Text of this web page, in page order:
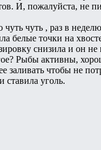
И, пожалуйста, не
чуть , раз в
белые точки на
снизила и он
Рыбы активны,
заливать чтобы не
ставила уголь.